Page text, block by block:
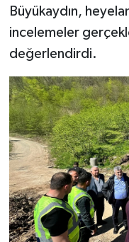
Büyükaydın,
incelemeler
değerlendirdi.